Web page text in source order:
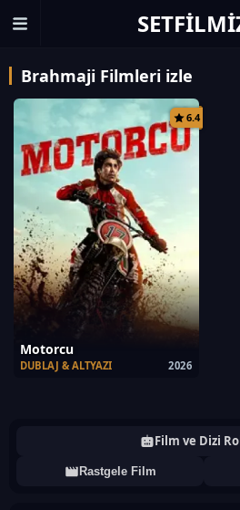
Brahmaji Filmleri izle
6.4
Motorcu
2026
DUBLAJ & ALTYAZI
Film ve Dizi
Rastgele Film